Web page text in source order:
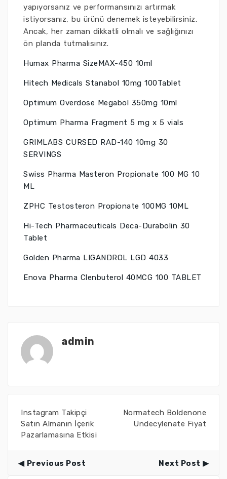
yapıyorsanız ve performansınızı artırmak
istiyorsanız, bu ürünü denemek isteyebilirsiniz.
Ancak, her zaman dikkatli olmalı ve sağlığınızı
ön planda tutmalısınız.
Humax Pharma SizeMAX-450 10ml
Hitech Medicals Stanabol 10mg 100Tablet
Optimum Overdose Megabol 350mg 10ml
Optimum Pharma Fragment 5 mg x 5 vials
GRIMLABS CURSED RAD-140 10mg 30
SERVINGS
Swiss Pharma Masteron Propionate 100 MG 10
ML
ZPHC Testosteron Propionate 100MG 10ML
Hi-Tech Pharmaceuticals Deca-Durabolin 30
Tablet
Golden Pharma LIGANDROL LGD 4033
Enova Pharma Clenbuterol 40MCG 100 TABLET
admin
Instagram Takipçi
Satın Almanın İçerik
Pazarlamasına Etkisi
Normatech Boldenone
Undecylenate Fiyat
Previous Post Next Post